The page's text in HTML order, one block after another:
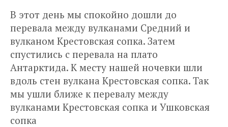
В этот день мы спокойно дошли до
перевала между вулканами Средний и
вулканом Крестовская сопка. Затем
спустились с перевала на плато
Антарктида. К месту нашей ночевки шли
вдоль стен вулкана Крестовская сопка. Так
мы ушли ближе к перевалу между
вулканами Крестовская сопка и Ушковская
сопка